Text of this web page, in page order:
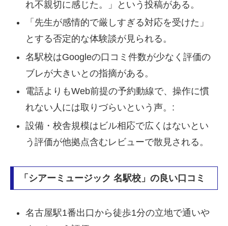
れ不親切に感じた。」という投稿がある。
「先生が感情的で厳しすぎる対応を受けた」
とする否定的な体験談が見られる。
名駅校はGoogleの口コミ件数が少なく評価の
ブレが大きいとの指摘がある。
電話よりもWeb前提の予約動線で、操作に慣
れない人には取りづらいという声。:
設備・校舎規模はビル相応で広くはないとい
う評価が他拠点含むレビューで散見される。
「シアーミュージック 名駅校」の良い口コミ
名古屋駅1番出口から徒歩1分の立地で通いや